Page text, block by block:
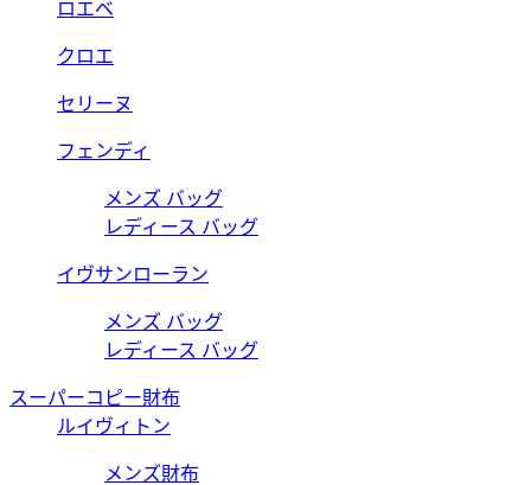
ロエベ
クロエ
セリーヌ
フェンディ
メンズ バッグ
レディース バッグ
イヴサンローラン
メンズ バッグ
レディース バッグ
スーパーコピー財布
ルイヴィトン
メンズ財布